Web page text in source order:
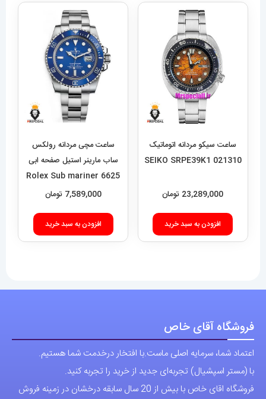
ساعت سیکو مردانه اتوماتیک
021310 SEIKO SRPE39K1
23,289,000 تومان
افزودن به سبد خرید
ساعت مچی مردانه رولکس
ساب مارینر استیل صفحه ابی
6625 Rolex Sub mariner
7,589,000 تومان
افزودن به سبد خرید
فروشگاه آقای خاص
اعتماد شما، سرمایه اصلی ماست.با افتخار درخدمت شما هستیم.
با (مستر اسپشیال) تجربه‌ای جدید از خرید را تجربه کنید.
فروشگاه اقای خاص با بیش از 20 سال سابقه درخشان در زمینه فروش